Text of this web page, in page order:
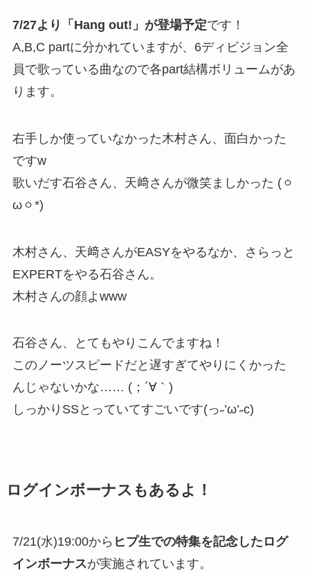
7/27より「Hang out!」が登場予定です！
A,B,C partに分かれていますが、6ディビジョン全
員で歌っている曲なので各part結構ボリュームがあ
ります。
右手しか使っていなかった木村さん、面白かった
ですw
歌いだす石谷さん、天﨑さんが微笑ましかった (ㆁ
ωㆁ*)
木村さん、天﨑さんがEASYをやるなか、さらっと
EXPERTをやる石谷さん。
木村さんの顔よwww
石谷さん、とてもやりこんでますね！
このノーツスピードだと遅すぎてやりにくかった
んじゃないかな…… (；´∀｀)
しっかりSSとっていてすごいです(っ˶’ω’˶c)
ログインボーナスもあるよ！
7/21(水)19:00から ヒプ生での特集を記念したログ
インボーナスが実施されています。